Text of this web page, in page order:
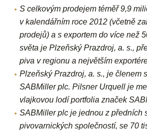
S celkovým prodejem téměř 9,9
v kalendářním roce 2012 (včetně
prodejů) a s exportem do více než
světa jePlzeňský Prazdroj,a. s.,
piva v regionu a největším
Plzeňský Prazdroj, a. s., je členem
SABMiller plc. Pilsner Urquell je
vlajkovou lodí portfolia značek
SABMiller plc je jednou z předních
pivovarnických společností, se 70